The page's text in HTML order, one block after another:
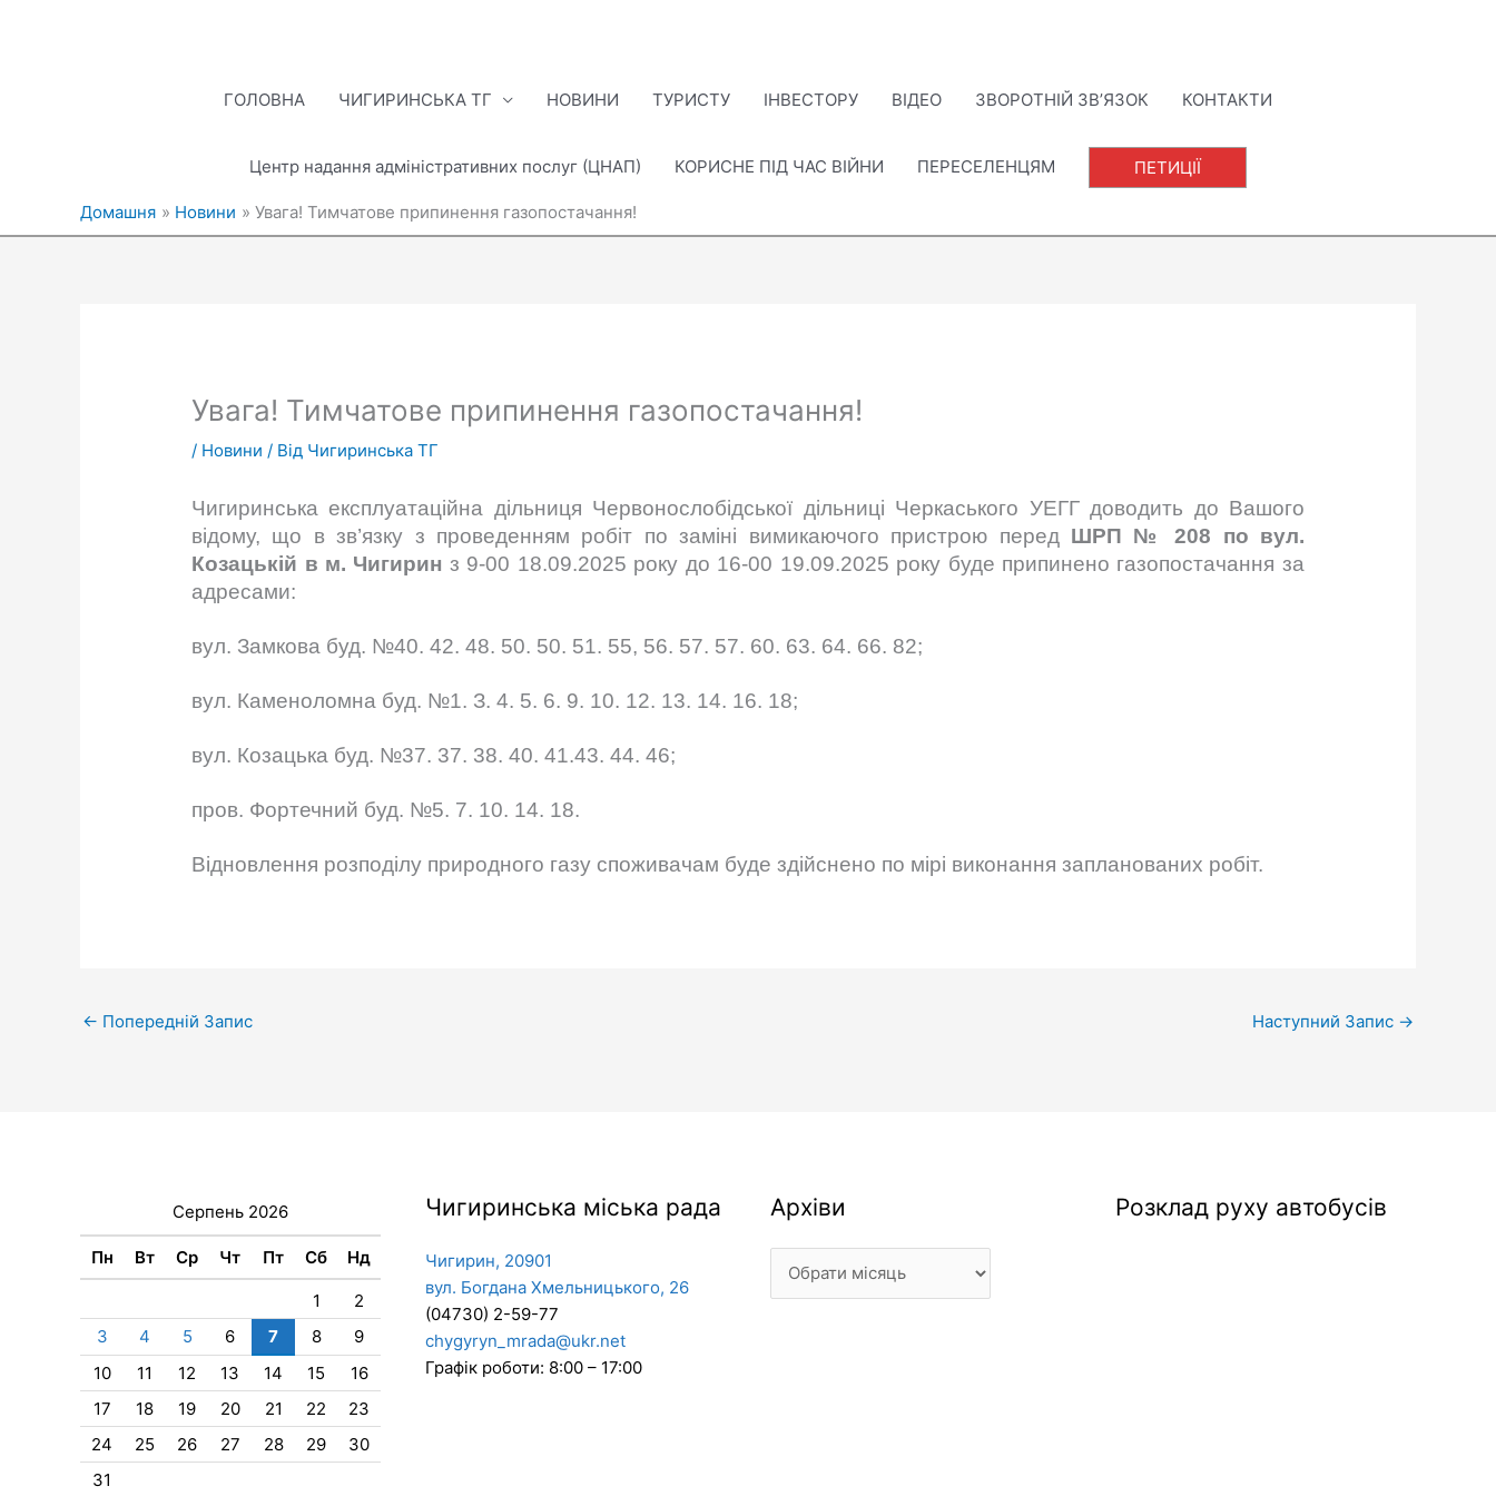
ГОЛОВНА
ЧИГИРИНСЬКА ТГ НОВИНИ ТУРИСТУ ІНВЕСТОРУ ВІДЕО ЗВОРОТНІЙ ЗВ’ЯЗОК КОНТАКТИ
Центр надання адміністративних послуг (ЦНАП) КОРИСНЕ ПІД ЧАС ВІЙНИ ПЕРЕСЕЛЕНЦЯМ ПЕТИЦІЇ
Домашня Новини Увага! Тимчатове припинення газопостачання!
Увага! Тимчатове припинення газопостачання!
/ Новини / Від Чигиринська ТГ
Чигиринська експлуатаційна дільниця Червонослобідської дільниці Черкаського УЕГГ доводить до Вашого
відому, що в зв’язку з проведенням робіт по заміні вимикаючого пристрою перед ШРП № 208 по вул.
Козацькій в м. Чигирин з 9-00 18.09.2025 року до 16-00 19.09.2025 року буде припинено газопостачання за
адресами:
вул. Замкова буд. №40. 42. 48. 50. 50. 51. 55, 56. 57. 57. 60. 63. 64. 66. 82;
вул. Каменоломна буд. №1. З. 4. 5. 6. 9. 10. 12. 13. 14. 16. 18;
вул. Козацька буд. №37. 37. 38. 40. 41.43. 44. 46;
пров. Фортечний буд. №5. 7. 10. 14. 18.
Відновлення розподілу природного газу споживачам буде здійснено по мірі виконання запланованих робіт.
← Попередній Запис Наступний Запис →
Серпень 2026
Пн Вт Ср Чт Пт Сб Нд
1
2
3
4 5 6 7 8
9
10
11 12 13 14 15
16
17
18 19 20 21 22
23
24
25 26 27 28 29
30
31
Чигиринська міська рада
Чигирин, 20901
вул. Богдана Хмельницького, 26
(04730) 2-59-77
chygyryn_mrada@ukr.net
Графік роботи: 8:00 – 17:00
Архіви
Архіви Розклад руху автобусів